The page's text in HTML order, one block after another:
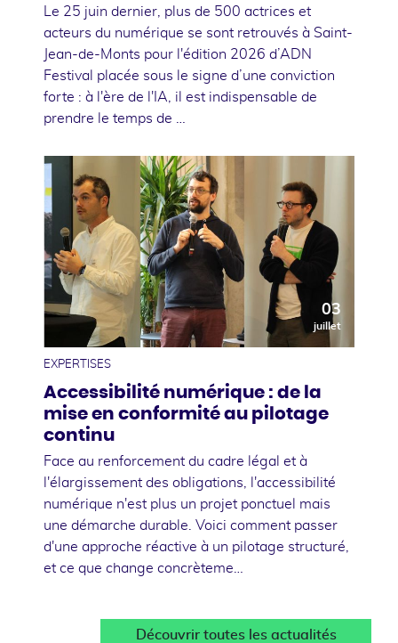
Le 25 juin dernier, plus de 500 actrices et
acteurs du numérique se sont retrouvés à Saint-
Jean-de-Monts pour l'édition 2026 d’ADN
Festival placée sous le signe d’une conviction
forte : à l'ère de l'IA, il est indispensable de
prendre le temps de …
03
juillet
EXPERTISES
Accessibilité numérique : de la
mise en conformité au pilotage
continu
Face au renforcement du cadre légal et à
l'élargissement des obligations, l'accessibilité
numérique n'est plus un projet ponctuel mais
une démarche durable. Voici comment passer
d'une approche réactive à un pilotage structuré,
et ce que change concrèteme…
Découvrir toutes les actualités